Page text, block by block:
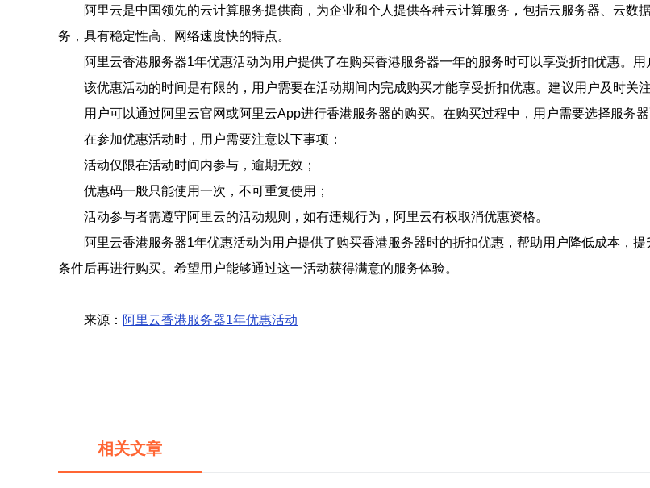
阿里云是中国领先的云计算服务提供商，为企业和个人提供各种云计算服务，包括云服务器、云数
务，具有稳定性高、网络速度快的特点。
阿里云香港服务器1年优惠活动为用户提供了在购买香港服务器一年的服务时可以享受折扣优惠。
该优惠活动的时间是有限的，用户需要在活动期间内完成购买才能享受折扣优惠。建议用户及时关
用户可以通过阿里云官网或阿里云App进行香港服务器的购买。在购买过程中，用户需要选择服务
在参加优惠活动时，用户需要注意以下事项：
活动仅限在活动时间内参与，逾期无效；
优惠码一般只能使用一次，不可重复使用；
活动参与者需遵守阿里云的活动规则，如有违规行为，阿里云有权取消优惠资格。
阿里云香港服务器1年优惠活动为用户提供了购买香港服务器时的折扣优惠，帮助用户降低成本，
条件后再进行购买。希望用户能够通过这一活动获得满意的服务体验。
来源： 阿里云香港服务器1年优惠活动
相关文章